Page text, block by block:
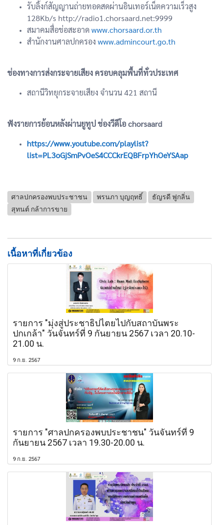
รับลิ้งก์สัญญานถ่ายทอดสดผ่านอินเทอร์เน็ตความเร็วสูง
128Kb/s http://radio1.chorsaard.net:9999
สมาคมสื่อช่อสะอาดwww.chorsaard.or.th
สำนักงานศาลปกครอง www.admincourt.go.th
ช่องทางการส่งกระจายเสียง ครอบคลุมพื้นที่ทั่วประเทศ
สถานีวิทยุกระจายเสียง จำนวน 421 สถานี
ฟังรายการย้อนหลังผ่านยูทูป ช่องวีดีโอ chorsaard
https://www.youtube.com/playlist?
list=PL3oGjSmPvOeS4CCCkrEQBFrpYhOeYSAap
ศาลปกครองพบประชาชน พรนภา บุญฤทธิ์
ธัญรดี ฟูกลิ่น
สุทนต์ กล้าการขาย
เนื้อหาที่เกี่ยวข้อง
รายการ "มุ่งสู่ประชาธิปไตยไปกับสถาบันพระ
ปกเกล้า" วันจันทร์ที่ 9 กันยายน 2567 เวลา 20.10-
21.00 น.
9 ก.ย. 2567
รายการ "ศาลปกครองพบประชาชน" วันจันทร์ที่ 9
กันยายน 2567 เวลา 19.30-20.00 น.
9 ก.ย. 2567